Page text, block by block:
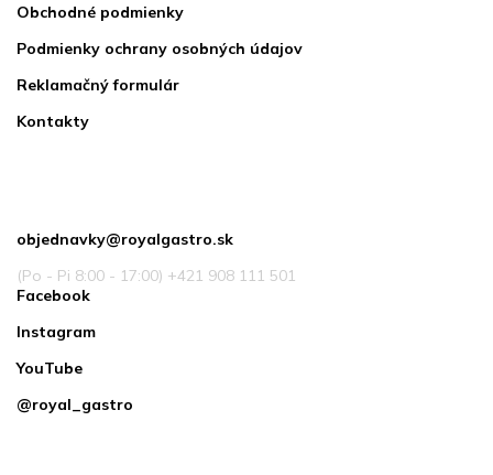
Obchodné podmienky
Podmienky ochrany osobných údajov
Reklamačný formulár
Kontakty
objednavky@royalgastro.sk
(Po - Pi 8:00 - 17:00) +421 908 111 501
Facebook
Instagram
YouTube
@royal_gastro